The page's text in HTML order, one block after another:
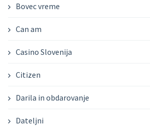
Bovec vreme
Can am
Casino Slovenija
Citizen
Darila in obdarovanje
Dateljni